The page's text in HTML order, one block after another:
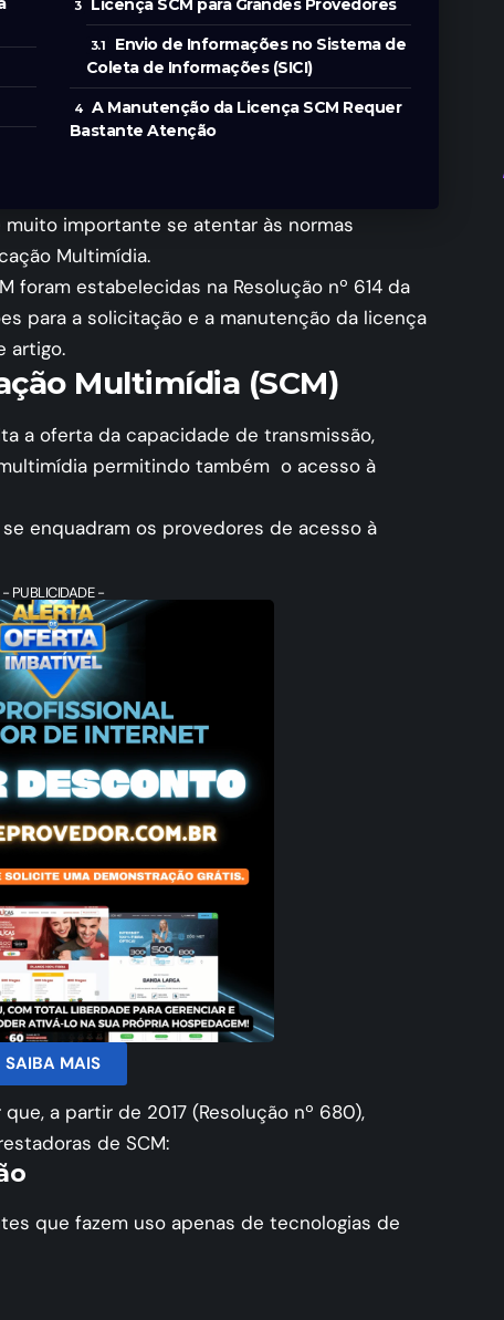
Licença SCM para Grandes Provedores
Envio de Informações no Sistema de
Coleta de Informações (SICI)
A Manutenção da Licença SCM Requer
Bastante Atenção
importante se atentar às normas
Multimídia.
foram estabelecidas na Resolução nº 614 da
para a solicitação e a manutenção da licença
artigo.
Multimídia (SCM)
a oferta da capacidade de transmissão,
permitindo também o acesso à
enquadram os provedores de acesso à
- PUBLICIDADE -
SAIBA MAIS
a partir de 2017 (Resolução nº 680),
de SCM:
que fazem uso apenas de tecnologias de